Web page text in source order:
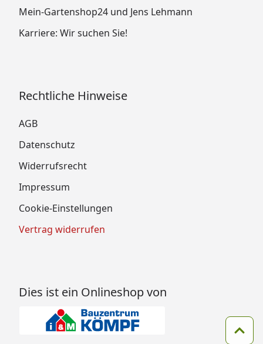
Mein-Gartenshop24 und Jens Lehmann
Karriere: Wir suchen Sie!
Rechtliche Hinweise
AGB
Datenschutz
Widerrufsrecht
Impressum
Cookie-Einstellungen
Vertrag widerrufen
Dies ist ein Onlineshop von